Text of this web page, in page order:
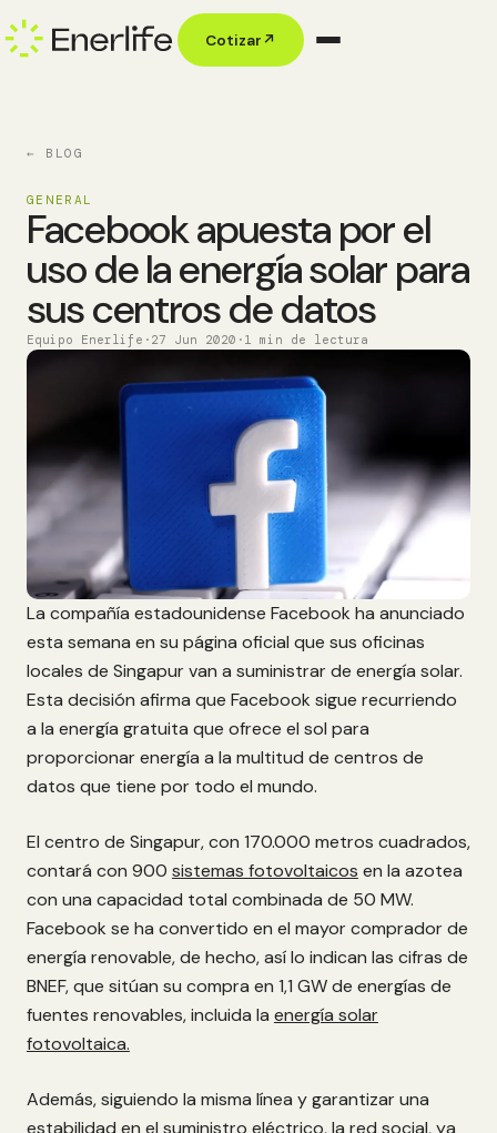
Cotizar↗
← BLOG
GENERAL
Facebook apuesta por el
uso de la energía solar para
sus centros de datos
Equipo Enerlife · 27 Jun 2020 · 1 min de lectura
La compañía estadounidense Facebook ha anunciado
esta semana en su página oficial que sus oficinas
locales de Singapur van a suministrar de energía solar.
Esta decisión afirma que Facebook sigue recurriendo
a la energía gratuita que ofrece el sol para
proporcionar energía a la multitud de centros de
datos que tiene por todo el mundo.
El centro de Singapur, con 170.000 metros cuadrados,
contará con 900 sistemas fotovoltaicos en la azotea
con una capacidad total combinada de 50 MW.
Facebook se ha convertido en el mayor comprador de
energía renovable, de hecho, así lo indican las cifras de
BNEF, que sitúan su compra en 1,1 GW de energías de
fuentes renovables, incluida la energía solar
fotovoltaica.
Además, siguiendo la misma línea y garantizar una
estabilidad en el suministro eléctrico, la red social, ya